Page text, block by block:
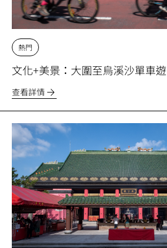
熱門
文化+美景：大圍至烏溪沙單車遊
查看詳情